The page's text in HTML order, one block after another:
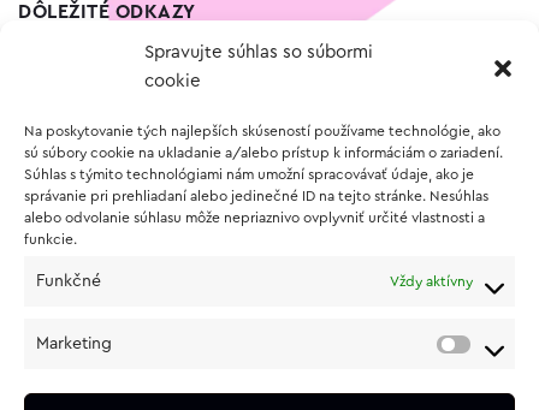
Spravujte súhlas so súbormi
cookie
Na poskytovanie tých najlepších skúseností používame technológie, ako
sú súbory cookie na ukladanie a/alebo prístup k informáciám o zariadení.
Súhlas s týmito technológiami nám umožní spracovávať údaje, ako je
správanie pri prehliadaní alebo jedinečné ID na tejto stránke. Nesúhlas
alebo odvolanie súhlasu môže nepriaznivo ovplyvniť určité vlastnosti a
funkcie.
Funkčné Vždy aktívny
Marketing
DÔLEŽITÉ ODKAZY
Vernostný program
O NÁKUPE
Vrátenie a reklamácia tovaru